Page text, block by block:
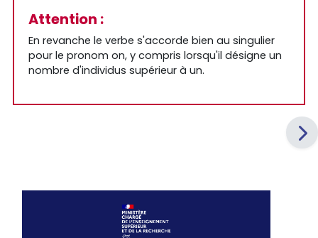
Attention :
En revanche le verbe s'accorde bien au singulier
pour le pronom on, y compris lorsqu'il désigne un
nombre d'individus supérieur à un.